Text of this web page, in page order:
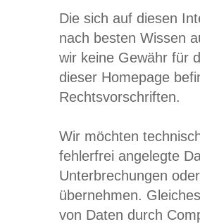
Die sich auf diesen
nach besten Wissen
wir keine Gewähr für
dieser Homepage
Rechtsvorschriften.
Wir möchten
fehlerfrei angelegte
Unterbrechungen
übernehmen.
von Daten durch